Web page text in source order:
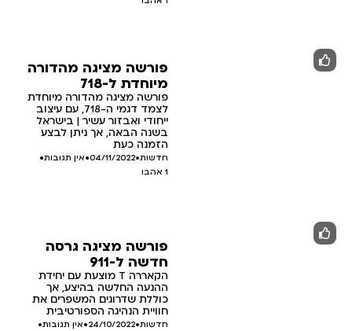
פורשה מציגה מהדורה
מיוחדת ל-718
פורשה מציגה מהדורה מיוחדת
לצמד דגמי ה-718, עם עיצוב
ייחודי ואבזור עשיר | בישראל
בשנה הבאה, אך ניתן לבצע
הזמנה כעת
חדשות•
04/11/2022
•אין תגובות•
1 אהבו
פורשה מציגה גרסה
חדשה ל-911
הקאררה T מוצעת עם יחידת
ההנעה החלשה בהיצע, אך
כוללת שדרוגים המשפרים את
חוויית הנהיגה הספורטיבית
חדשות•
24/10/2022
•אין תגובות•